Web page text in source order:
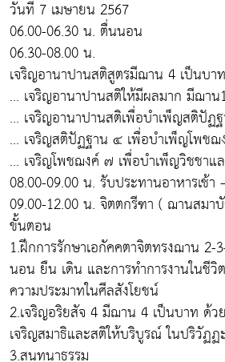
วันที่ 7 เมษายน 2567
06.00-06.30 น. ตื่นนอน
06.30-08.00 น.
เจริญอานาปานสติสูตรมีฌาน 4 เป็นบาท
... เจริญอานาปานสติให้มีผลมาก มีฌา
... เจริญอานาปานสติเพื่อบำเพ็ญสติปั
... เจริญสติปัฏฐาน ๔ เพื่อบำเพ็ญโพช
... เจริญโพชฌงค์ ๗ เพื่อบำเพ็ญวิชชา
08.00-09.00 น. รับประทานอาหารเช้า
09.00-12.00 น. จิตตกรีฑา ( ฌานสม
ขั้นตอน
1.ฝึกการรักษาเอกัคคตาจิตทรงฌาน 2-
นอน ยืน เดิน และการทำการงานในชีวิ
ความประมาทในศีลสังโยชน์
2.เจริญอริยสัจ 4 มีฌาน 4 เป็นบาท ด้ว
เจริญสมาธิและสติให้บริบูรณ์ ในปริวัฏ
3.สนทนาธรรม